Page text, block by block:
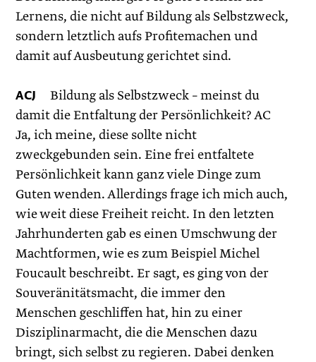
Lernens, die nicht auf Bildung als Selbstzweck,
sondern letztlich aufs Profitemachen und
damit auf Ausbeutung gerichtet sind.
ACJ Bildung als Selbstzweck – meinst du
damit die Entfaltung der Persönlichkeit? AC
Ja, ich meine, diese sollte nicht
zweckgebunden sein. Eine frei entfaltete
Persönlichkeit kann ganz viele Dinge zum
Guten wenden. Allerdings frage ich mich auch,
wie weit diese Freiheit reicht. In den letzten
Jahrhunderten gab es einen Umschwung der
Machtformen, wie es zum Beispiel ­Michel
Foucault beschreibt. Er sagt, es ging von der
Souveränitätsmacht, die immer den
Menschen geschliffen hat, hin zu einer
Disziplinarmacht, die die Menschen dazu
bringt, sich selbst zu regieren. Dabei denken